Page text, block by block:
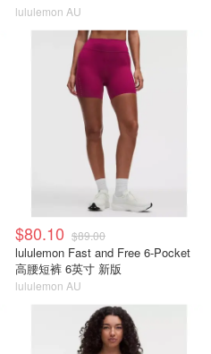
lululemon AU
$80.10 $89.00
lululemon Fast and Free 6-Pocket
高腰短裤 6英寸 新版
lululemon AU